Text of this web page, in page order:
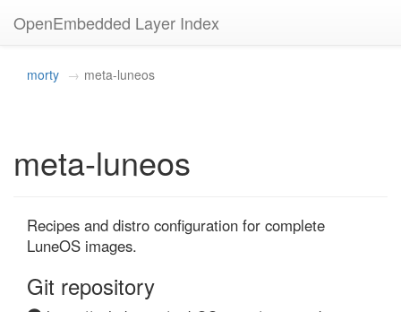
OpenEmbedded Layer Index
morty meta-luneos
meta-luneos
Recipes and distro configuration for complete
LuneOS images.
Git repository